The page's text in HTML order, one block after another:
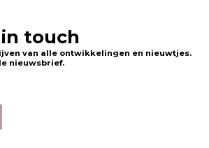
touch
van alle ontwikkelingen en nieuwtjes.
nieuwsbrief.